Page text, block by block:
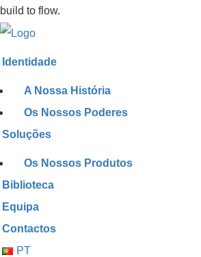
build to flow.
Identidade
A Nossa História
Os Nossos Poderes
Soluções
Os Nossos Produtos
Biblioteca
Equipa
Contactos
PT